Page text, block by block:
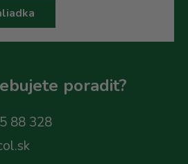
poradit?
88 328